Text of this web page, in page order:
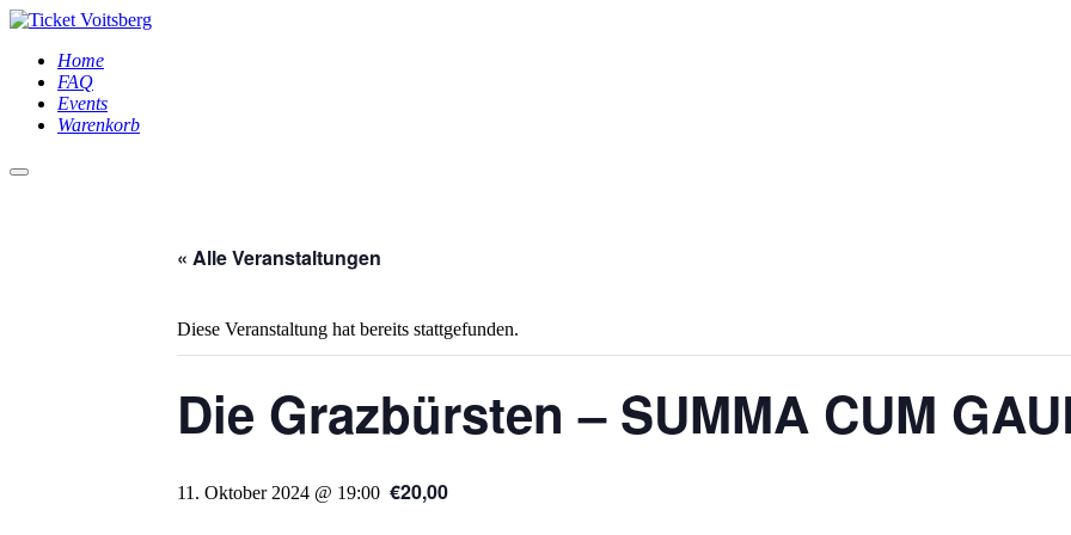
Home
FAQ
Events
Warenkorb
Hauptmenü
« Alle Veranstaltungen
Diese Veranstaltung hat bereits stattgefunden.
Die Grazbürsten – SUMMA CUM
11. Oktober 2024 @ 19:00 €20,00